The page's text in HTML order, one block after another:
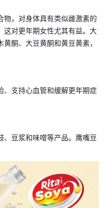
物，对身体具有类似雌激素的
这对更年期女性尤其有益。大
酮、大豆黄酮和黄豆黄素，
、支持心血管和缓解更年期症
、豆浆和味噌等产品。鹰嘴豆